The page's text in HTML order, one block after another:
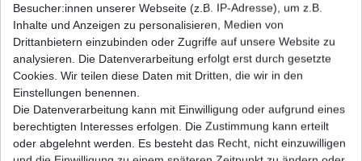
Kawasaki EN 500 Vulcan EN500A EN500B 1990-
1995 Starterrelais
17,32 € *
*inkl. ges. MwSt.
Besucher:innen unserer Webseite (z.B. IP-Adresse), um z.B.
Inhalte und Anzeigen zu personalisieren, Medien von
Drittanbietern einzubinden oder Zugriffe auf unsere Website zu
analysieren. Die Datenverarbeitung erfolgt erst durch gesetzte
Cookies. Wir teilen diese Daten mit Dritten, die wir in den
Einstellungen benennen.
Die Datenverarbeitung kann mit Einwilligung oder aufgrund eines
berechtigten Interesses erfolgen. Die Zustimmung kann erteilt
oder abgelehnt werden. Es besteht das Recht, nicht einzuwilligen